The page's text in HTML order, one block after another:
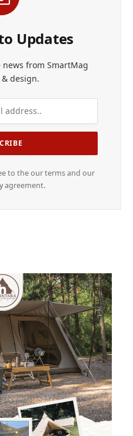
Updates
from SmartMag
design.
to the our terms and our
agreement.